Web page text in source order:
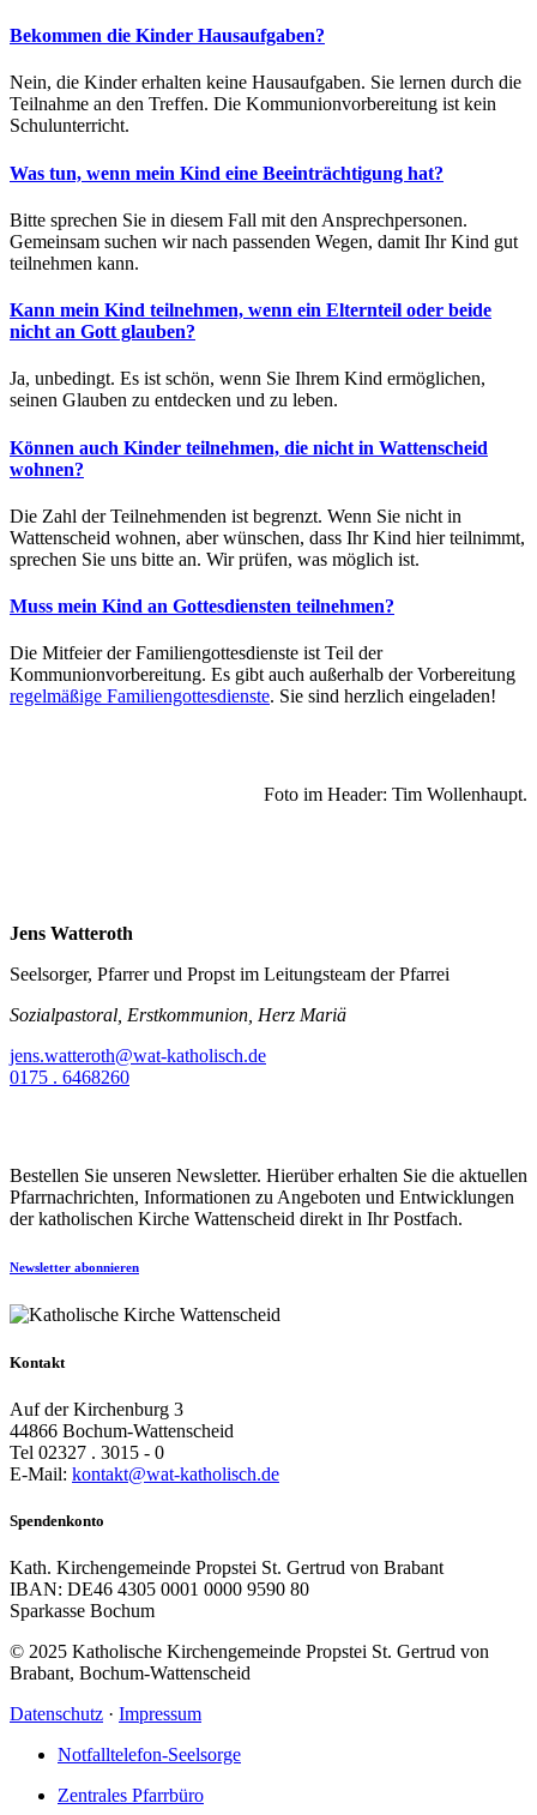
Bekommen die Kinder Hausaufgaben?
Nein, die Kinder erhalten keine Hausaufgaben. Sie lernen durch die
Teilnahme an den Treffen. Die Kommunionvorbereitung ist kein
Schulunterricht.
Was tun, wenn mein Kind eine Beeinträchtigung hat?
Bitte sprechen Sie in diesem Fall mit den Ansprechpersonen.
Gemeinsam suchen wir nach passenden Wegen, damit Ihr Kind gut
teilnehmen kann.
Kann mein Kind teilnehmen, wenn ein Elternteil oder beide
nicht an Gott glauben?
Ja, unbedingt. Es ist schön, wenn Sie Ihrem Kind ermöglichen,
seinen Glauben zu entdecken und zu leben.
Können auch Kinder teilnehmen, die nicht in Wattenscheid
wohnen?
Die Zahl der Teilnehmenden ist begrenzt. Wenn Sie nicht in
Wattenscheid wohnen, aber wünschen, dass Ihr Kind hier teilnimmt,
sprechen Sie uns bitte an. Wir prüfen, was möglich ist.
Muss mein Kind an Gottesdiensten teilnehmen?
Die Mitfeier der Familiengottesdienste ist Teil der
Kommunionvorbereitung. Es gibt auch außerhalb der Vorbereitung
regelmäßige Familiengottesdienste. Sie sind herzlich eingeladen!
Foto im Header: Tim Wollenhaupt.
Jens Watteroth
Seelsorger, Pfarrer und Propst im Leitungsteam der Pfarrei
Sozialpastoral, Erstkommunion, Herz Mariä
jens.watteroth@wat-katholisch.de
0175 . 6468260
Bestellen Sie unseren Newsletter. Hierüber erhalten Sie die aktuellen
Pfarrnachrichten, Informationen zu Angeboten und Entwicklungen
der katholischen Kirche Wattenscheid direkt in Ihr Postfach.
Newsletter abonnieren
Kontakt
Auf der Kirchenburg 3
44866 Bochum-Wattenscheid
Tel 02327 . 3015 - 0
E-Mail: kontakt@wat-katholisch.de
Spendenkonto
Kath. Kirchengemeinde Propstei St. Gertrud von Brabant
IBAN: DE46 4305 0001 0000 9590 80
Sparkasse Bochum
© 2025 Katholische Kirchengemeinde Propstei St. Gertrud von
Brabant, Bochum-Wattenscheid
Datenschutz · Impressum
Notfalltelefon-Seelsorge
Zentrales Pfarrbüro